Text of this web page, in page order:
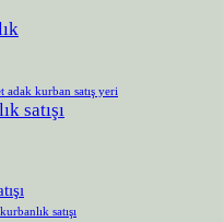
kurban satış yeri
satışı
satışı